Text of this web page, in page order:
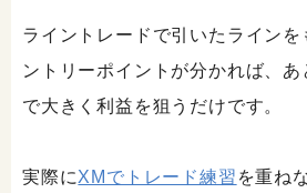
ライントレードで引いたライン
ントリーポイントが分かれば、
で大きく利益を狙うだけです。
実際にXMでトレード練習 を重ね